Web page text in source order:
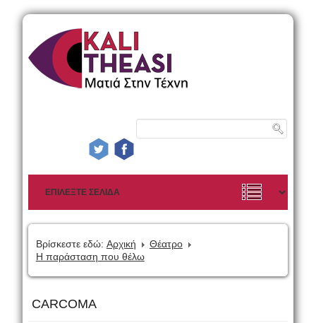
Βρίσκεστε εδώ: Αρχική
Θέατρο
Η παράσταση που θέλω
CARCOMA